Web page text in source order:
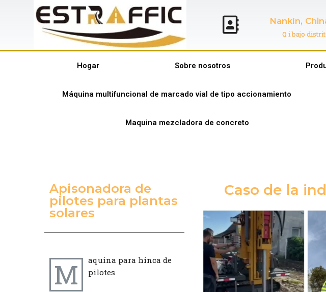
Nankín,
Q i bajo
Hogar Sobre nosotros
Máquina multifuncional de marcado vial de tipo accionamiento
Maquina mezcladora de concreto
Apisonadora de
pilotes para plantas
solares
M
aquina para hinca de
pilotes
Caso de la